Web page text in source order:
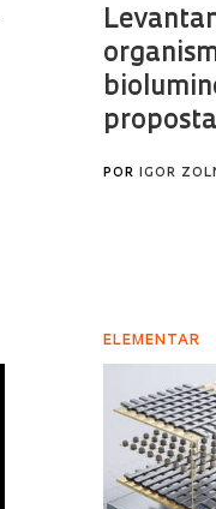
PORIGOR
ELEMENTAR